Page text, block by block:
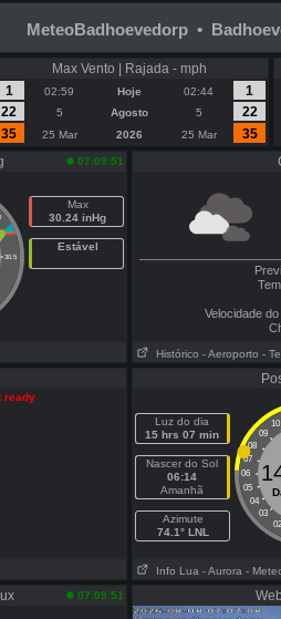
MeteoBadhoevedorp •
Max Vento | Rajada - mph
1
02:59 Hoje 02:44
1
22
5 Agosto 5
22
35
25 Mar 2026 25 Mar 35
07:09:51
30.5
Max
30.24 inHg
Estável
Velocidade
Histórico - Aeroporto -
ready
Luz do dia
15 hrs 07 min
Nascer do Sol
06:14
Amanhã
Azimute
74.1° LNL
10
09
08
07
06
05
04
03
02
Info Lua - Aurora -
07:09:51